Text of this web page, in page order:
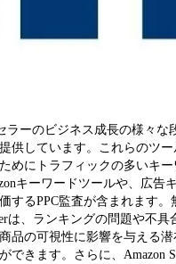
ラーのビジネス成長の様々な
供しています。これらのツ
めにトラフィックの多いキ
キーワードツールや、広告
するPPC監査が含まれます。
は、ランキングの問題や不具
品の可視性に影響を与える潜
できます。さらに、Amazon